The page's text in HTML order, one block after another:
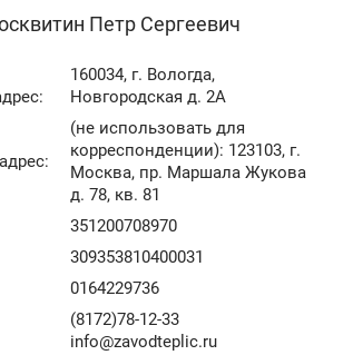
Петр Сергеевич
160034, г. Вологда,
Новгородская д. 2А
(не использовать для
корреспонденции): 123103, г.
Москва, пр. Маршала Жукова
д. 78, кв. 81
351200708970
309353810400031
0164229736
(8172)78-12-33
info@zavodteplic.ru